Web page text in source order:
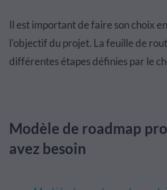
Il est important de faire son choix
l'objectif du projet. La feuille de
différentes étapes définies par le
Modèle de roadmap
avez besoin